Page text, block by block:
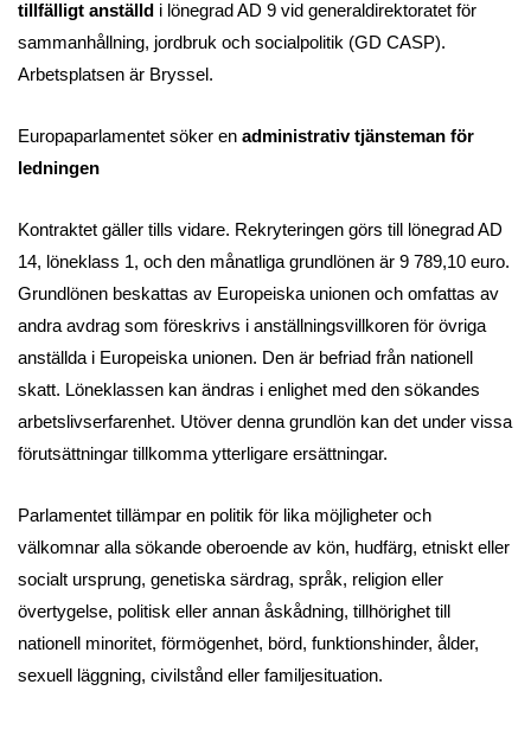
tillfälligt anställd i lönegrad AD 9 vid generaldirektoratet för
sammanhållning, jordbruk och socialpolitik (GD CASP).
Arbetsplatsen är Bryssel.
Europaparlamentet söker en administrativ tjänsteman för
ledningen
Kontraktet gäller tills vidare. Rekryteringen görs till lönegrad AD
14, löneklass 1, och den månatliga grundlönen är 9 789,10 euro.
Grundlönen beskattas av Europeiska unionen och omfattas av
andra avdrag som föreskrivs i anställningsvillkoren för övriga
anställda i Europeiska unionen. Den är befriad från nationell
skatt. Löneklassen kan ändras i enlighet med den sökandes
arbetslivserfarenhet. Utöver denna grundlön kan det under vissa
förutsättningar tillkomma ytterligare ersättningar.
Parlamentet tillämpar en politik för lika möjligheter och
välkomnar alla sökande oberoende av kön, hudfärg, etniskt eller
socialt ursprung, genetiska särdrag, språk, religion eller
övertygelse, politisk eller annan åskådning, tillhörighet till
nationell minoritet, förmögenhet, börd, funktionshinder, ålder,
sexuell läggning, civilstånd eller familjesituation.